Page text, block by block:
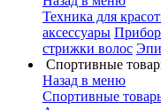
Техника для
аксессуары
стрижки волос
Спортивные
Назад в меню
Спортивные